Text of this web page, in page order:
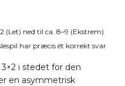
(Let) ned til ca. 8–9 (Ekstrem)
har præcis ét korrekt svar
i stedet for den
en asymmetrisk